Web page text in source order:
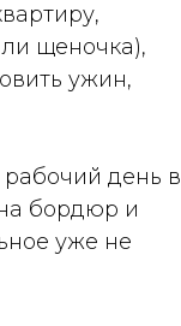
щеночка),
ужин,
день в
бордюр и
уже не